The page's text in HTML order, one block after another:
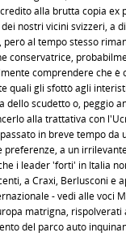
alla brutta copia
nostri vicini svizzeri, a
però al tempo stesso
conservatrice,
comprendere che
quali gli sfottò agli
dello scudetto o, peggio
alla trattativa con
in breve tempo
a un
i leader 'forti' in Italia
a Craxi, Berlusconi e
- vedi alle voci
matrigna,
del parco auto